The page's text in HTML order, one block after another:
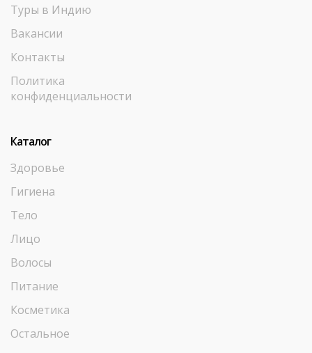
Туры в Индию
Вакансии
Контакты
Политика
конфиденциальности
Каталог
Здоровье
Гигиена
Тело
Лицо
Волосы
Питание
Косметика
Остальное